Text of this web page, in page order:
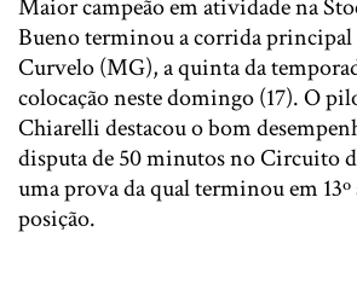
Maior campeão em atividade na
Bueno terminou a corrida principal
Curvelo (MG), a quinta da
colocação neste domingo (17). O
Chiarelli destacou o bom
disputa de 50 minutos no Circuito
uma prova da qual terminou em 13º
posição.